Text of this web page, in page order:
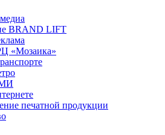
BRAND LIFT
«Мозаика»
печатной продукции